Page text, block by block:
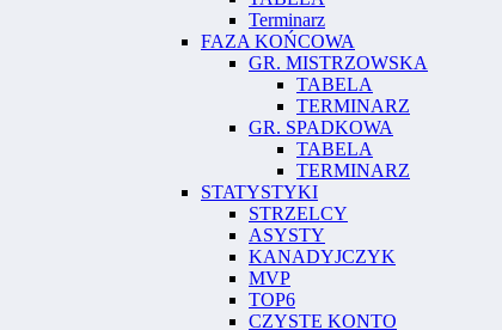
Terminarz
FAZA KOŃCOWA
GR. MISTRZOWSKA
TABELA
TERMINARZ
GR. SPADKOWA
TABELA
TERMINARZ
STATYSTYKI
STRZELCY
ASYSTY
KANADYJCZYK
MVP
TOP6
CZYSTE KONTO